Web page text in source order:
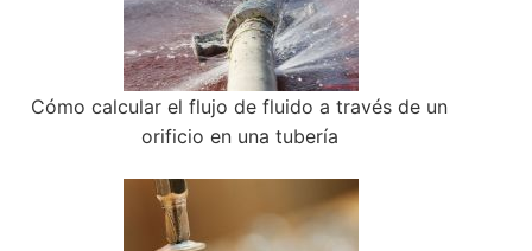
Cómo calcular el flujo de fluido a través de un
orificio en una tubería